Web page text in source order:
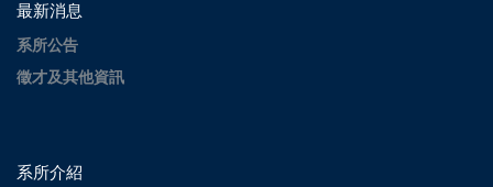
最新消息
系所公告
徵才及其他資訊
系所介紹